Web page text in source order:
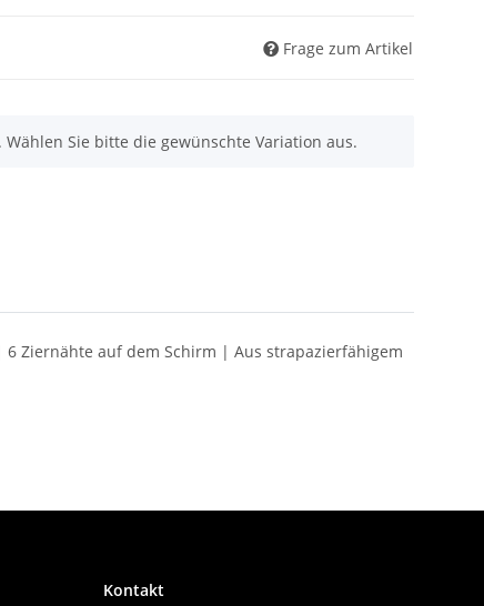
Frage zum Artikel
Sie bitte die gewünschte Variation aus.
Ziernähte auf dem Schirm | Aus strapazierfähigem
Kontakt